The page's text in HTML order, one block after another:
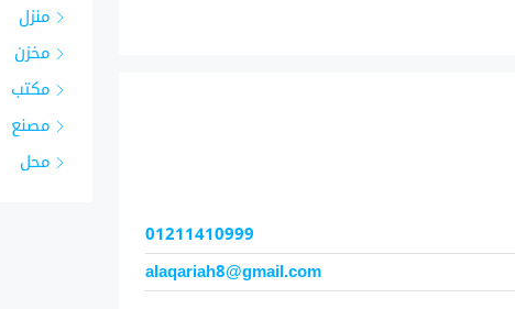
01211410999
alaqariah8@gmail.com
منزل
مخزن
مكتب
مصنع
محل